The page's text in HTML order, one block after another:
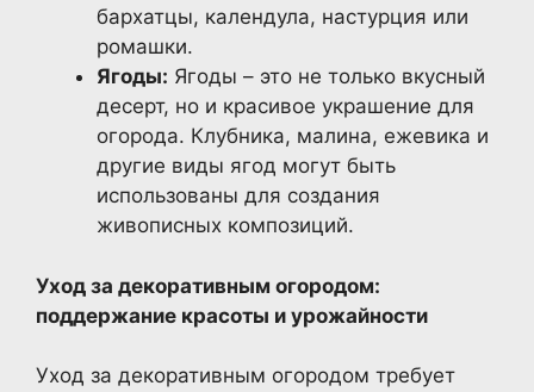
бархатцы, календула, настурция или
ромашки.
Ягоды: Ягоды – это не только вкусный
десерт, но и красивое украшение для
огорода. Клубника, малина, ежевика и
другие виды ягод могут быть
использованы для создания
живописных композиций.
Уход за декоративным огородом:
поддержание красоты и урожайности
Уход за декоративным огородом требует